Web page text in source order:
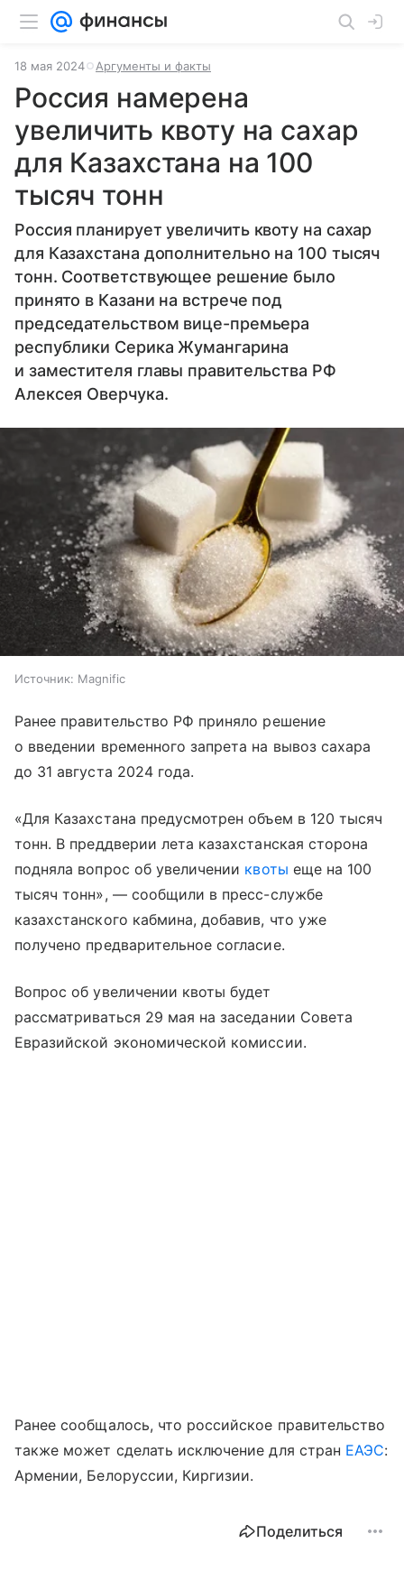
18 мая 2024 Аргументы и факты
Россия намерена
увеличить квоту на сахар
для Казахстана на 100
тысяч тонн
Россия планирует увеличить квоту на сахар
для Казахстана дополнительно на 100 тысяч
тонн. Соответствующее решение было
принято в Казани на встрече под
председательством вице-премьера
республики Серика Жумангарина
и заместителя главы правительства РФ
Алексея Оверчука.
Источник: Magnific
Ранее правительство РФ приняло решение
о введении временного запрета на вывоз сахара
до 31 августа 2024 года.
«Для Казахстана предусмотрен объем в 120 тысяч
тонн. В преддверии лета казахстанская сторона
подняла вопрос об увеличении квоты еще на 100
тысяч тонн», — сообщили в пресс-службе
казахстанского кабмина, добавив, что уже
получено предварительное согласие.
Вопрос об увеличении квоты будет
рассматриваться 29 мая на заседании Совета
Евразийской экономической комиссии.
Ранее сообщалось, что российское правительство
также может сделать исключение для стран ЕАЭС:
Армении, Белоруссии, Киргизии.
Поделиться